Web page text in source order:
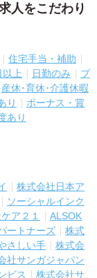
人をこだわり
住宅手当・補助
上 日勤のみ
ブ
産休･育休･介護休暇
り
ボーナス・賞
あり
株式会社日本ア
ソーシャルインク
ア２１
ALSOK
ートナーズ
株式
さしい手
株式会
社サンガジャパン
ビス
株式会社サ